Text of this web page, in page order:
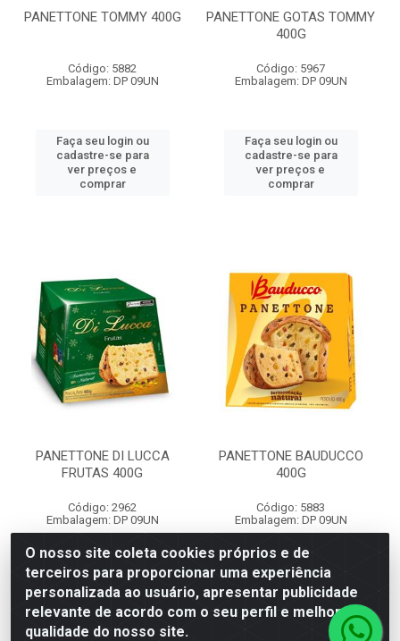
PANETTONE TOMMY 400G
Código: 5882
Embalagem: DP 09UN
Faça seu login ou
cadastre-se para
ver preços e
comprar
PANETTONE GOTAS TOMMY
400G
Código: 5967
Embalagem: DP 09UN
Faça seu login ou
cadastre-se para
ver preços e
comprar
PANETTONE DI LUCCA
FRUTAS 400G
Código: 2962
Embalagem: DP 09UN
Faça seu login ou
cadastre-se para
ver preços e
comprar
PANETTONE BAUDUCCO
400G
Código: 5883
Embalagem: DP 09UN
Faça seu login ou
cadastre-se para
ver preços e
O nosso site coleta cookies próprios e de
terceiros para proporcionar uma experiência
personalizada ao usuário, apresentar publicidade
relevante de acordo com o seu perfil e melhorar a
qualidade do nosso site.